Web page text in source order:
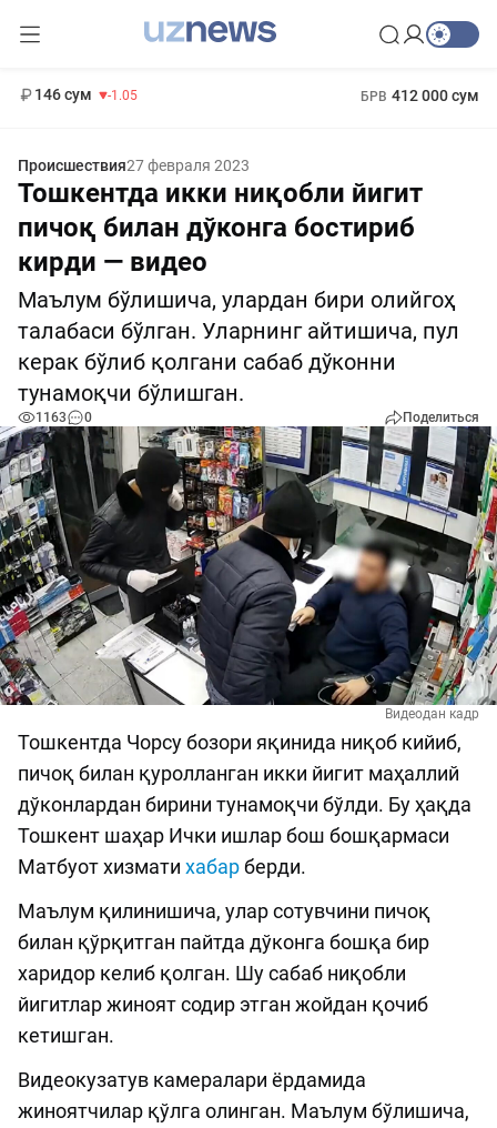
146 сум -1.05 БРВ 412 000 сум
Происшествия27 февраля 2023
Тошкентда икки ниқобли йигит
пичоқ билан дўконга бостириб
кирди — видео
Маълум бўлишича, улардан бири олийгоҳ
талабаси бўлган. Уларнинг айтишича, пул
керак бўлиб қолгани сабаб дўконни
тунамоқчи бўлишган.
1163 0 Поделиться
Видеодан кадр
Тошкентда Чорсу бозори яқинида ниқоб кийиб,
пичоқ билан қуролланган икки йигит маҳаллий
дўконлардан бирини тунамоқчи бўлди. Бу ҳақда
Тошкент шаҳар Ички ишлар бош бошқармаси
Матбуот хизмати хабарберди.
Маълум қилинишича, улар сотувчини пичоқ
билан қўрқитган пайтда дўконга бошқа бир
харидор келиб қолган. Шу сабаб ниқобли
йигитлар жиноят содир этган жойдан қочиб
кетишган.
Видеокузатув камералари ёрдамида
жиноятчилар қўлга олинган. Маълум бўлишича,